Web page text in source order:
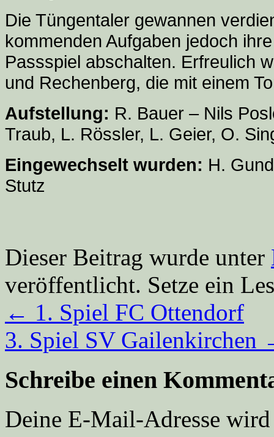
Die Tüngentaler gewannen
kommenden Aufgaben jedoch
Passspiel abschalten. Erfreulich
und Rechenberg, die mit einem
Aufstellung: R. Bauer – Nils
Traub, L. Rössler, L. Geier, O.
Eingewechselt wurden: H.
Stutz
Dieser Beitrag wurde unter
veröffentlicht. Setze ein
← 1. Spiel FC Ottendorf
3. Spiel SV Gailenkirchen
Schreibe einen
Deine E-Mail-Adresse